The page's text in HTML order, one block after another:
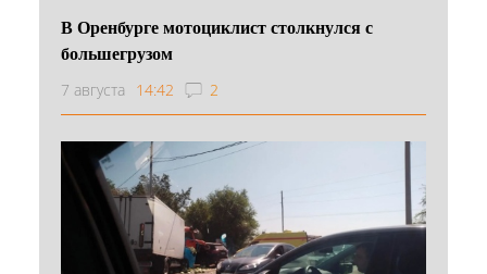
В Оренбурге мотоциклист столкнулся с
большегрузом
7 августа 14:42 2